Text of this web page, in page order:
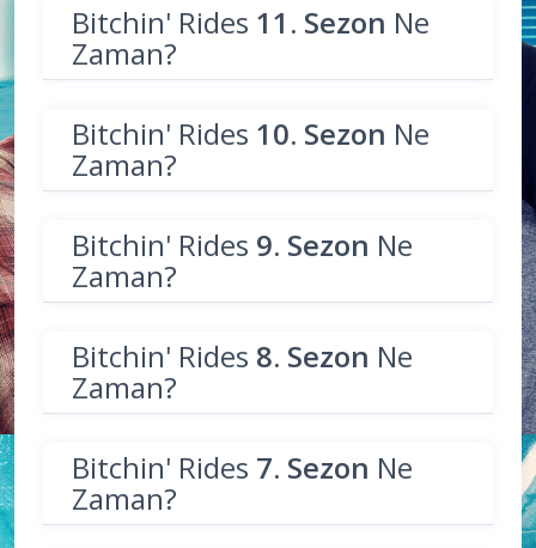
Bitchin' Rides 11. Sezon Ne
Zaman?
Bitchin' Rides 10. Sezon Ne
Zaman?
Bitchin' Rides 9. Sezon Ne
Zaman?
Bitchin' Rides 8. Sezon Ne
Zaman?
Bitchin' Rides 7. Sezon Ne
Zaman?